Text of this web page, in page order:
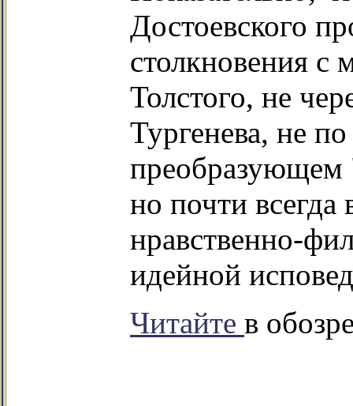
Достоевского
столкновения
Толстого, не
Тургенева, не
преобразующем
но почти всегда
нравственно-
идейной
Читайте в